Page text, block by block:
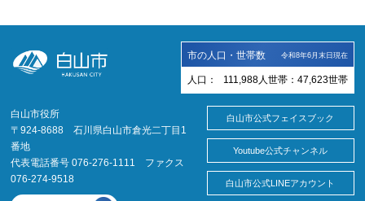
市の人口・世帯数 令和8年6月末日現在
人口： 111,988 人 世帯： 47,623世帯
白山市役所
〒924-8688 石川県白山市倉光二丁目1
番地
代表電話番号 076-276-1111 ファクス
076-274-9518
白山市公式フェイスブック
Youtube公式チャンネル
白山市公式LINEアカウント